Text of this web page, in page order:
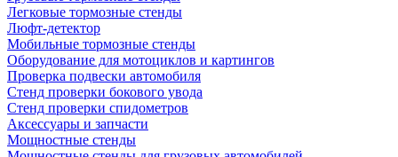
Легковые тормозные стенды
Люфт-детектор
Мобильные тормозные стенды
Оборудование для мотоциклов и картингов
Проверка подвески автомобиля
Стенд проверки бокового увода
Стенд проверки спидометров
Аксессуары и запчасти
Мощностные стенды